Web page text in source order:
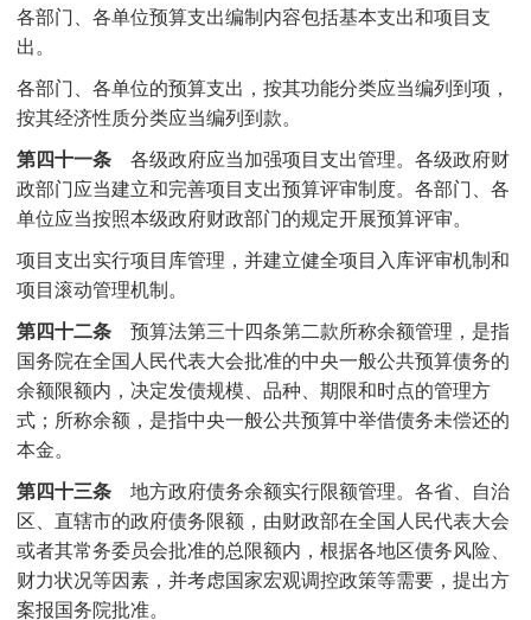
各部门、各单位预算支出编制内容包括基本支出和项目支
出。
各部门、各单位的预算支出，按其功能分类应当编列到项，
按其经济性质分类应当编列到款。
第四十一条各级政府应当加强项目支出管理。各级政府财
政部门应当建立和完善项目支出预算评审制度。各部门、各
单位应当按照本级政府财政部门的规定开展预算评审。
项目支出实行项目库管理，并建立健全项目入库评审机制和
项目滚动管理机制。
第四十二条预算法第三十四条第二款所称余额管理，是指
国务院在全国人民代表大会批准的中央一般公共预算债务的
余额限额内，决定发债规模、品种、期限和时点的管理方
式；所称余额，是指中央一般公共预算中举借债务未偿还的
本金。
第四十三条地方政府债务余额实行限额管理。各省、自治
区、直辖市的政府债务限额，由财政部在全国人民代表大会
或者其常务委员会批准的总限额内，根据各地区债务风险、
财力状况等因素，并考虑国家宏观调控政策等需要，提出方
案报国务院批准。